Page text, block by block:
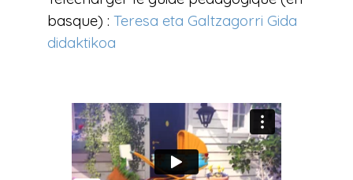
basque) : Teresa eta Galtzagorri Gida
didaktikoa